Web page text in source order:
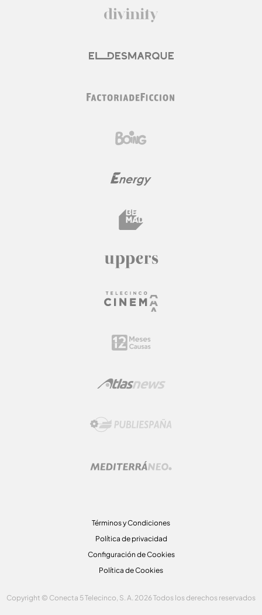
Términos y Condiciones
Política de privacidad
Configuración de Cookies
Política de Cookies
Copyright © Conecta 5 Telecinco, S. A. 2026 Todos los derechos reservados